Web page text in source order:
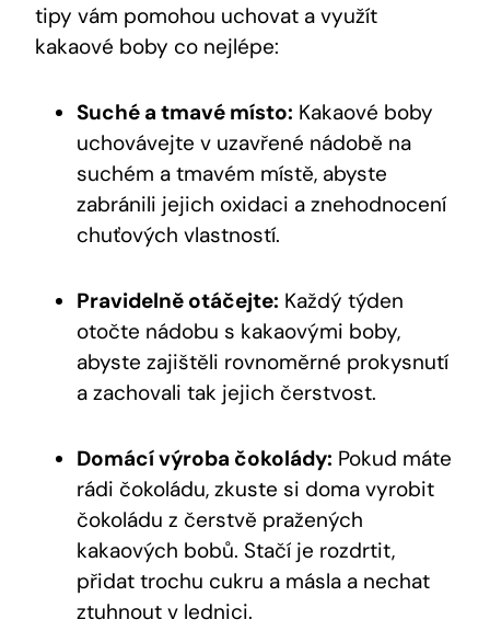
tipy ⁤vám pomohou uchovat a využít
kakaové boby co nejlépe:
Suché​ a tmavé místo: Kakaové boby
uchovávejte v uzavřené ⁤nádobě na
suchém a​ tmavém místě, abyste
zabránili jejich oxidaci ‍a znehodnocení⁤
chuťových vlastností.
Pravidelně otáčejte: Každý týden
otočte nádobu⁢ s kakaovými boby,
abyste zajištěli rovnoměrné prokysnutí
a zachovali tak jejich čerstvost.
Domácí výroba čokolády: Pokud máte
rádi‍ čokoládu, ‌zkuste si⁣ doma ​vyrobit
čokoládu z ⁤čerstvě pražených
kakaových bobů. Stačí je rozdrtit,
přidat trochu cukru‌ a másla a nechat
ztuhnout v lednici.